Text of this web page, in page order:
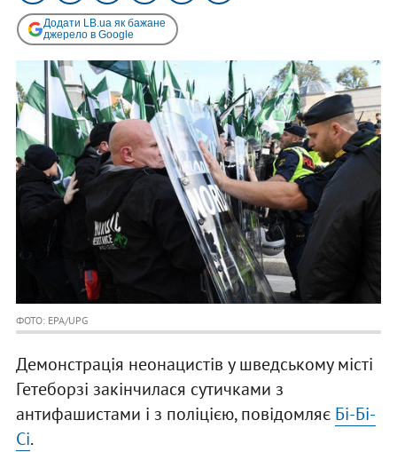
Додати LB.ua як бажане
джерело в Google
ФОТО: EPA/UPG
Демонстрація неонацистів у шведському місті
Гетеборзі закінчилася сутичками з
антифашистами і з поліцією, повідомляє Бі-Бі-
Сі.